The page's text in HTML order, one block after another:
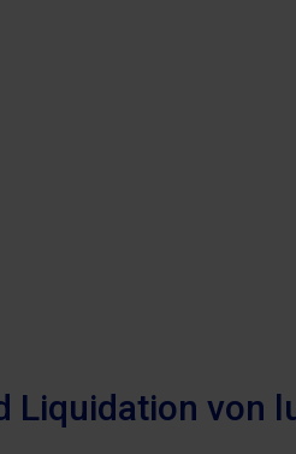
von